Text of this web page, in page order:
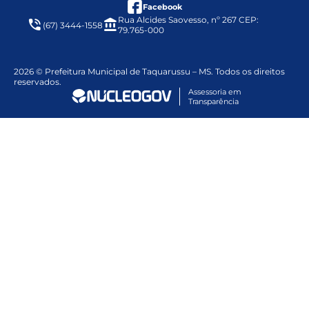
Facebook
facebook
(67) 3444-1558
Rua Alcides Saovesso, nº 267 CEP:
79.765-000
2026 © Prefeitura Municipal de Taquarussu – MS. Todos os direitos
reservados.
Assessoria em
Transparência